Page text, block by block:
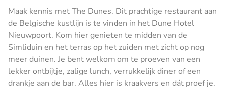
Maak kennis met The Dunes. Dit prachtige restaurant aan
de Belgische kustlijn is te vinden in het Dune Hotel
Nieuwpoort. Kom hier genieten te midden van de
Simliduin en het terras op het zuiden met zicht op nog
meer duinen. Je bent welkom om te proeven van een
lekker ontbijtje, zalige lunch, verrukkelijk diner of een
drankje aan de bar. Alles hier is kraakvers en dát proef je.